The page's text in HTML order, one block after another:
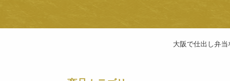
大阪で仕出し弁当